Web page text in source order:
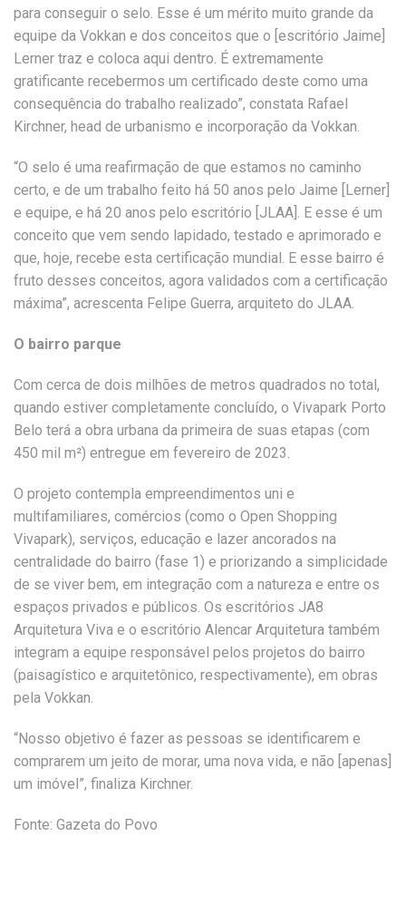
para conseguir o selo. Esse é um mérito muito grande da
equipe da Vokkan e dos conceitos que o [escritório Jaime]
Lerner traz e coloca aqui dentro. É extremamente
gratificante recebermos um certificado deste como uma
consequência do trabalho realizado”, constata Rafael
Kirchner, head de urbanismo e incorporação da Vokkan.
“O selo é uma reafirmação de que estamos no caminho
certo, e de um trabalho feito há 50 anos pelo Jaime [Lerner]
e equipe, e há 20 anos pelo escritório [JLAA]. E esse é um
conceito que vem sendo lapidado, testado e aprimorado e
que, hoje, recebe esta certificação mundial. E esse bairro é
fruto desses conceitos, agora validados com a certificação
máxima”, acrescenta Felipe Guerra, arquiteto do JLAA.
O bairro parque
Com cerca de dois milhões de metros quadrados no total,
quando estiver completamente concluído, o Vivapark Porto
Belo terá a obra urbana da primeira de suas etapas (com
450 mil m²) entregue em fevereiro de 2023.
O projeto contempla empreendimentos uni e
multifamiliares, comércios (como o Open Shopping
Vivapark), serviços, educação e lazer ancorados na
centralidade do bairro (fase 1) e priorizando a simplicidade
de se viver bem, em integração com a natureza e entre os
espaços privados e públicos. Os escritórios JA8
Arquitetura Viva e o escritório Alencar Arquitetura também
integram a equipe responsável pelos projetos do bairro
(paisagístico e arquitetônico, respectivamente), em obras
pela Vokkan.
“Nosso objetivo é fazer as pessoas se identificarem e
comprarem um jeito de morar, uma nova vida, e não [apenas]
um imóvel”, finaliza Kirchner.
Fonte: Gazeta do Povo